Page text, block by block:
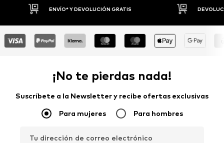
ENVÍO* Y DEVOLUCIÓN GRATIS
¡No te pierdas nada!
Suscríbete a la Newsletter y recibe ofertas exclusivas
Para mujeres Para hombres
Tu dirección de correo electrónico